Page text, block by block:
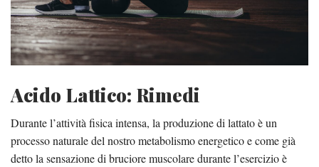
Acido Lattico: Rimedi
Durante l’attività fisica intensa, la produzione di lattato è un
processo naturale del nostro metabolismo energetico e come già
detto la sensazione di bruciore muscolare durante l’esercizio è